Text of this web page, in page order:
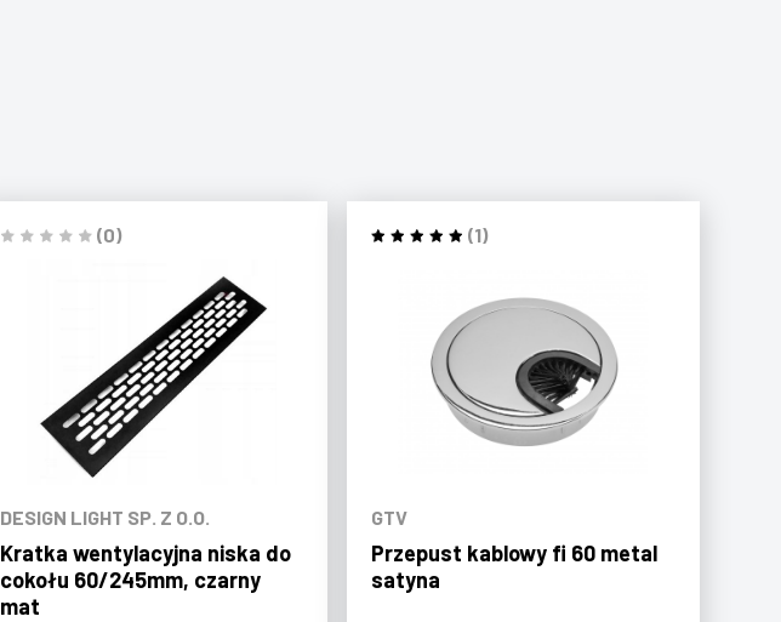
(0)
DESIGN LIGHT SP. Z O.O.
Kratka wentylacyjna niska do
cokołu 60/245mm, czarny
mat
(1)
GTV
Przepust kablowy fi 60 metal
satyna